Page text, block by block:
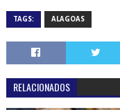
TAGS: ALAGOAS
RELACIONADOS